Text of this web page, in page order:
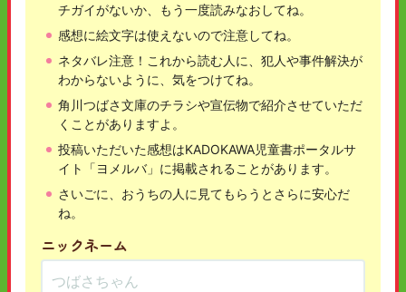
チガイがないか、もう一度読みなおしてね。
感想に絵文字は使えないので注意してね。
ネタバレ注意！これから読む人に、犯人や事件解決が
わからないように、気をつけてね。
角川つばさ文庫のチラシや宣伝物で紹介させていただ
くことがありますよ。
投稿いただいた感想はKADOKAWA児童書ポータルサ
イト「ヨメルバ」に掲載されることがあります。
さいごに、おうちの人に見てもらうとさらに安心だ
ね。
ニックネーム